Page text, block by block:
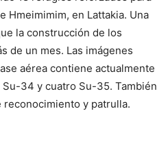
Hmeimimim, en Lattakia. Una
la construcción de los
de un mes. Las imágenes
aérea contiene actualmente
34 y cuatro Su-35. También
y patrulla.